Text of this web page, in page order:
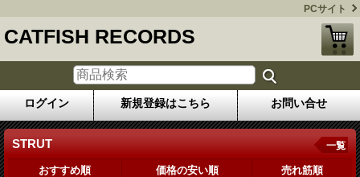
PCサイト
CATFISH RECORDS
ログイン 新規登録はこちら お問い合せ
STRUT 一覧
おすすめ順 価格の安い順 売れ筋順